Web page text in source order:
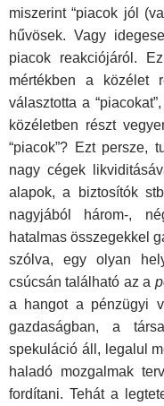
miszerint “piacok jól
hűvösek. Vagy
piacok reakciójáról.
mértékben a közélet
választotta a
közéletben részt
“piacok”? Ezt persze,
nagy cégek
alapok, a biztosítók
nagyjából három-,
hatalmas összegekkel
szólva, egy olyan
csúcsán található az a
a hangot a pénzügyi
gazdaságban, a
spekuláció áll, legalul
haladó mozgalmak
fordítani. Tehát a